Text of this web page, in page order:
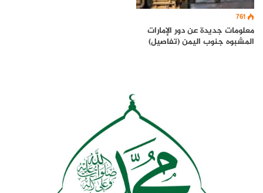
761
معلومات جديدة عن دور الإمارات
المشبوه جنوب اليمن (تفاصيل)